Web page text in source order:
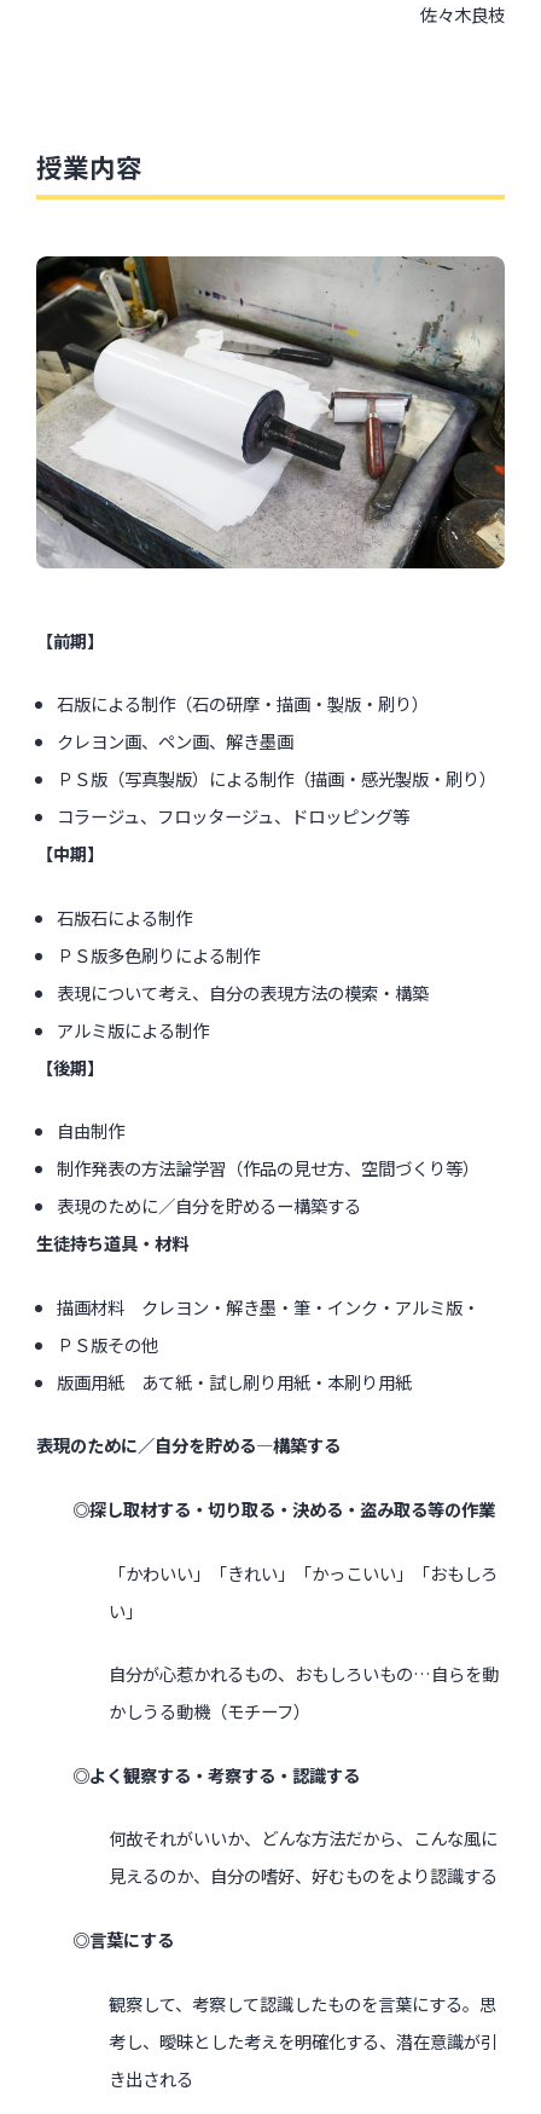
佐々木良枝
授業内容
【前期】
石版による制作（石の研摩・描画・製版・刷り）
クレヨン画、ペン画、解き墨画
ＰＳ版（写真製版）による制作（描画・感光製版・刷り）
コラージュ、フロッタージュ、ドロッピング等
【中期】
石版石による制作
ＰＳ版多色刷りによる制作
表現について考え、自分の表現方法の模索・構築
アルミ版による制作
【後期】
自由制作
制作発表の方法論学習（作品の見せ方、空間づくり等）
表現のために／自分を貯めるー構築する
生徒持ち道具・材料
描画材料 クレヨン・解き墨・筆・インク・アルミ版・
ＰＳ版その他
版画用紙 あて紙・試し刷り用紙・本刷り用紙
表現のために／自分を貯める―構築する
◎探し取材する・切り取る・決める・盗み取る等の作業
「かわいい」「きれい」「かっこいい」「おもしろ
い」
自分が心惹かれるもの、おもしろいもの…自らを動
かしうる動機（モチーフ）
◎よく観察する・考察する・認識する
何故それがいいか、どんな方法だから、こんな風に
見えるのか、自分の嗜好、好むものをより認識する
◎言葉にする
観察して、考察して認識したものを言葉にする。思
考し、曖昧とした考えを明確化する、潜在意識が引
き出される